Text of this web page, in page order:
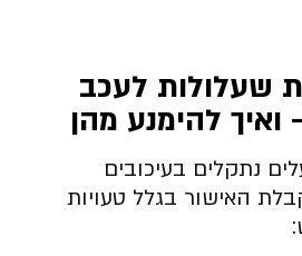
שעלולות לעכב
להימנע מהן
נתקלים בעיכובים
האישור בגלל טעויות